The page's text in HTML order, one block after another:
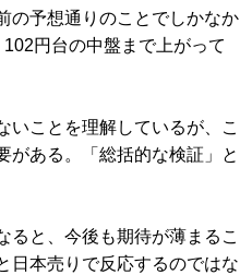
の予想通りのことでしかなか
円台の中盤まで上がって
ことを理解しているが、こ
がある。「総括的な検証」と
と、今後も期待が薄まるこ
日本売りで反応するのではな